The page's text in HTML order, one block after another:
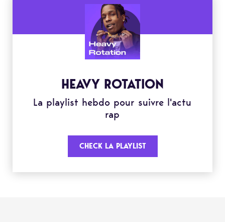
HEAVY ROTATION
La playlist hebdo pour suivre l'actu
rap
CHECK LA PLAYLIST